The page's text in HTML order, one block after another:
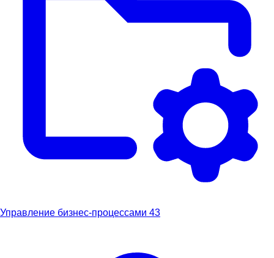
Управление бизнес-процессами 43